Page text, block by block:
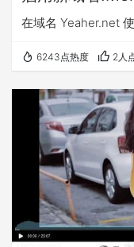
在域名 Yeaher.net
6243点热度 2人